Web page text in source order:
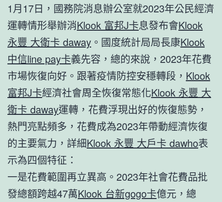
1月17日，國務院消息辦公室就2023年公民經濟
運轉情形舉辦消Klook 富邦J卡息發布會Klook
永豐 大衛卡 daway 。國度統計局局長康Klook
中信line pay卡義先容，總的來說，2023年花費
市場恢復向好。跟著疫情防控安穩轉段， Klook
富邦J卡經濟社會周全恢復常態化Klook 永豐 大
衛卡 daway運轉，花費浮現出好的恢復態勢，
熱門亮點頻多，花費成為2023年帶動經濟恢復
的主要氣力，詳細Klook 永豐 大戶卡 dawho表
示為四個特征：
一是花費範圍再立異高。2023年社會花費品批
發總額跨越47萬Klook 台新gogo卡億元，總